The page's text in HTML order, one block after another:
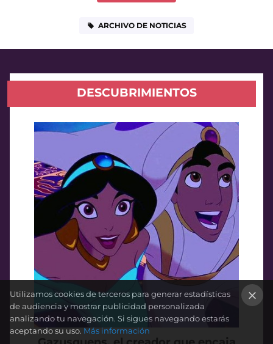
ARCHIVO DE NOTICIAS
DESCUBRIMIENTOS
Utilizamos cookies de terceros para generar estadísticas
de audiencia y mostrar publicidad personalizada
analizando tu navegación. Si sigues navegando estarás
aceptando su uso.Más información